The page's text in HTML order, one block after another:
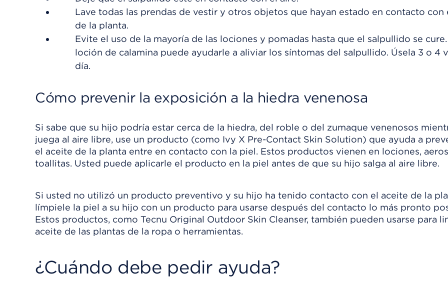
Lave todas las prendas de vestir y otros objetos que hayan estado en contacto con
de la planta.
Evite el uso de la mayoría de las lociones y pomadas hasta que el salpullido se
loción de calamina puede ayudarle a aliviar los síntomas del salpullido. Úsela 3 o 4
día.
Cómo prevenir la exposición a la hiedra venenosa
Si sabe que su hijo podría estar cerca de la hiedra, del roble o del zumaque venenosos
juega al aire libre, use un producto (como Ivy X Pre-Contact Skin Solution) que ayuda a
el aceite de la planta entre en contacto con la piel. Estos productos vienen en lociones,
toallitas. Usted puede aplicarle el producto en la piel antes de que su hijo salga al aire libre.
Si usted no utilizó un producto preventivo y su hijo ha tenido contacto con el aceite de la
límpiele la piel a su hijo con un producto para usarse después del contacto lo más pronto
Estos productos, como Tecnu Original Outdoor Skin Cleanser, también pueden usarse para
aceite de las plantas de la ropa o herramientas.
¿Cuándo debe pedir ayuda?